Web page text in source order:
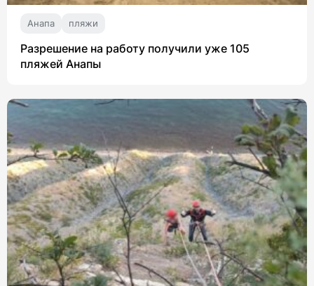
Анапа пляжи
Разрешение на работу получили уже 105
пляжей Анапы